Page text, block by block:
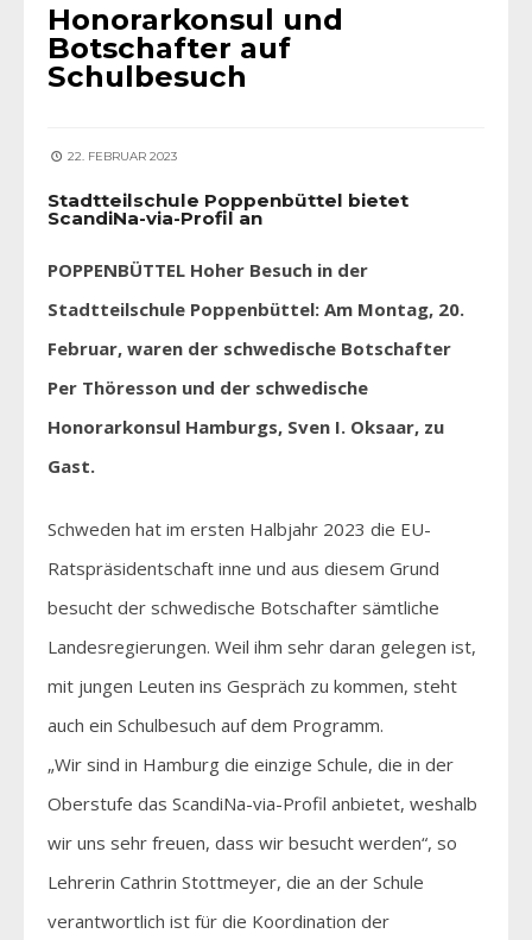
Honorarkonsul und
Botschafter auf
Schulbesuch
22. FEBRUAR 2023
Stadtteilschule Poppenbüttel bietet
ScandiNa-via-Profil an
POPPENBÜTTEL Hoher Besuch in der
Stadtteilschule­ Poppenbüttel: Am Montag, 20.
Februar, waren der schwedische Botschafter
Per Thöresson und der schwedische
Honorarkonsul Hamburgs, Sven I. Oksaar, zu
Gast.
Schweden hat im ersten Halbjahr 2023 die EU-
Ratspräsidentschaft inne und aus diesem Grund
besucht der schwedische Botschafter sämtliche
Landesregierungen. Weil ihm sehr daran gelegen ist,
mit jungen Leuten ins Gespräch zu kommen, steht
auch ein Schulbesuch auf dem Programm.
„Wir sind in Hamburg die einzige Schule, die in der
Oberstufe das ScandiNa-via-Profil anbietet, weshalb
wir uns sehr freuen, dass wir besucht werden“, so
Lehrerin Cathrin Stottmeyer, die an der Schule
verantwortlich ist für die Koordination der